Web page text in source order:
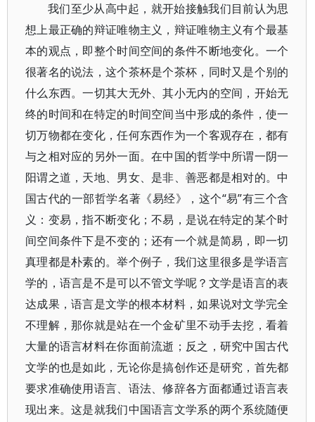
我们至少从高中起，就开始接触我们目前认为思
想上最正确的辩证唯物主义，辩证唯物主义有个最基
本的观点，即整个时间空间的条件不断地变化。一个
很著名的说法，这个茶杯是个茶杯，同时又是个别的
什么东西。一切其大无外、其小无内的空间，开始无
终的时间和在特定的时间空间当中形成的条件，使一
切万物都在变化，任何东西作为一个客观存在，都有
与之相对应的另外一面。在中国的哲学中所谓一阴一
阳谓之道，天地、男女、是非、善恶都是相对的。中
国古代的一部哲学名著《易经》，这个“易”有三个含
义：变易，指不断变化；不易，是说在特定的某个时
间空间条件下是不变的；还有一个就是简易，即一切
真理都是朴素的。举个例子，我们这里很多是学语言
学的，语言是不是可以不管文学呢？文学是语言的表
达成果，语言是文学的根本材料，如果说对文学完全
不理解，那你就是站在一个金矿里不动手去挖，看着
大量的语言材料在你面前流逝；反之，研究中国古代
文学的也是如此，无论你是搞创作还是研究，首先都
要求准确使用语言、语法、修辞各方面都通过语言表
现出来。这是就我们中国语言文学系的两个系统随便